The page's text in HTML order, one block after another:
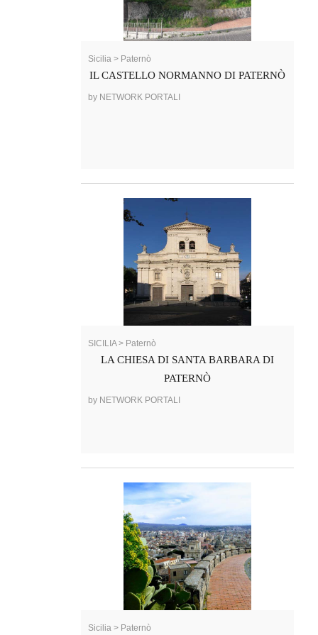
Sicilia > Paternò
IL CASTELLO NORMANNO DI PATERNÒ
by NETWORK PORTALI
SICILIA > Paternò
LA CHIESA DI SANTA BARBARA DI
PATERNÒ
by NETWORK PORTALI
Sicilia > Paternò